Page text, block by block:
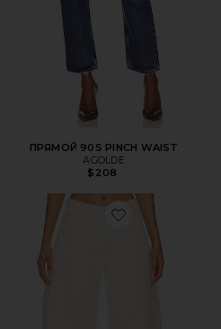
ПРЯМОЙ 90S PINCH WAIST
AGOLDE
$208
Favorite БРЮКИ-